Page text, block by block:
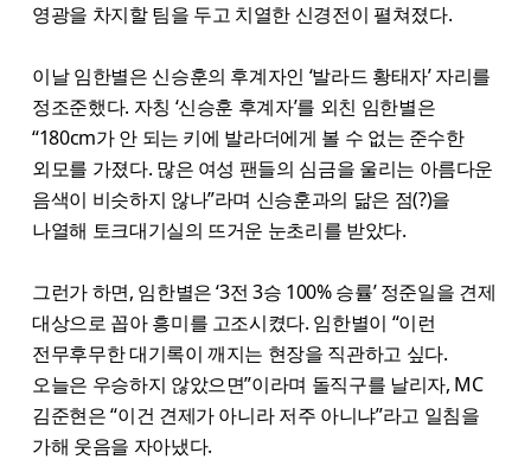
영광을 차지할 팀을 두고 치열한 신경전이 펼쳐졌다.
이날 임한별은 신승훈의 후계자인 ‘발라드 황태자’ 자리를
정조준했다. 자칭 ‘신승훈 후계자’를 외친 임한별은
“180cm가 안 되는 키에 발라더에게 볼 수 없는 준수한
외모를 가졌다. 많은 여성 팬들의 심금을 울리는 아름다운
음색이 비슷하지 않나”라며 신승훈과의 닮은 점(?)을
나열해 토크대기실의 뜨거운 눈초리를 받았다.
그런가 하면, 임한별은 ‘3전 3승 100% 승률’ 정준일을 견제
대상으로 꼽아 흥미를 고조시켰다. 임한별이 “이런
전무후무한 대기록이 깨지는 현장을 직관하고 싶다.
오늘은 우승하지 않았으면”이라며 돌직구를 날리자, MC
김준현은 “이건 견제가 아니라 저주 아니냐”라고 일침을
가해 웃음을 자아냈다.